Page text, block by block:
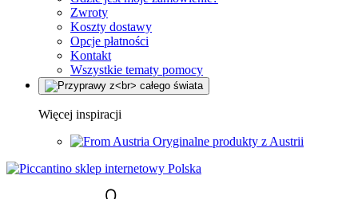
Zwroty
Koszty dostawy
Opcje płatności
Kontakt
Wszystkie tematy pomocy
Więcej inspiracji
Oryginalne produkty z Austrii